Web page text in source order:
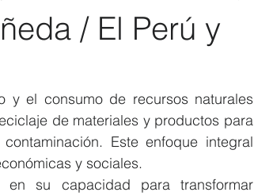
/ El Perú y
y el consumo de recursos naturales
de materiales y productos para
Este enfoque integral
y sociales.
su capacidad para transformar